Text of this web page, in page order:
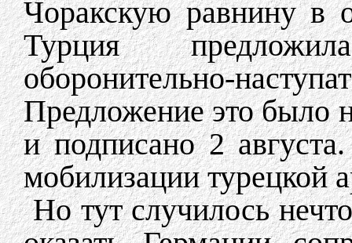
Чоракскую равнину в
Турция
оборонительно-
Предложение это было
и подписано 2
мобилизации турецкой
Но тут случилось